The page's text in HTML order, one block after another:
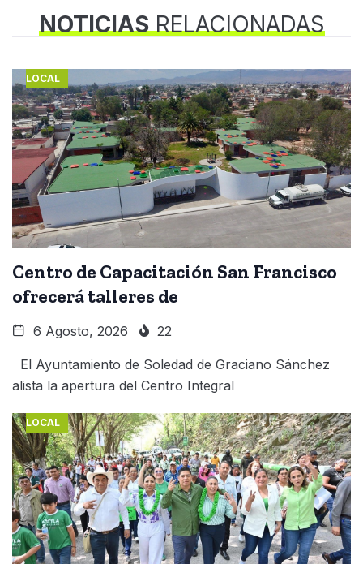
NOTICIASRELACIONADAS
LOCAL
Centro de Capacitación San Francisco
ofrecerá talleres de
6 Agosto, 2026 22
El Ayuntamiento de Soledad de Graciano Sánchez
alista la apertura del Centro Integral
LOCAL